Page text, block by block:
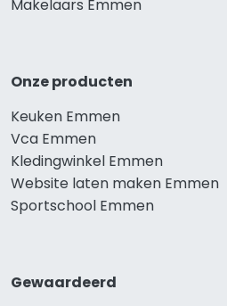
Makelaars Emmen
Onze producten
Keuken Emmen
Vca Emmen
Kledingwinkel Emmen
Website laten maken Emmen
Sportschool Emmen
Gewaardeerd